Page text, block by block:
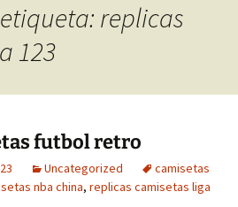
replicas
123
futbol retro
Uncategorized
camisetas
nba china, replicas camisetas liga